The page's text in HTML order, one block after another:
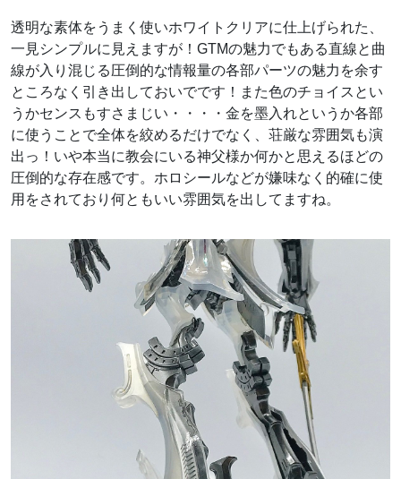
透明な素体をうまく使いホワイトクリアに仕上げられた、
一見シンプルに見えますが！GTMの魅力でもある直線と曲
線が入り混じる圧倒的な情報量の各部パーツの魅力を余す
ところなく引き出しておいでです！また色のチョイスとい
うかセンスもすさまじい・・・・金を墨入れというか各部
に使うことで全体を絞めるだけでなく、荘厳な雰囲気も演
出っ！いや本当に教会にいる神父様か何かと思えるほどの
圧倒的な存在感です。ホロシールなどが嫌味なく的確に使
用をされており何ともいい雰囲気を出してますね。